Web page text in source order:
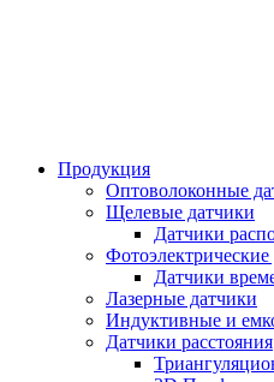
Продукция
Оптоволоконные
Щелевые датчики
Датчики
Фотоэлектрические
Датчики
Лазерные датчики
Индуктивные и
Датчики расстояния